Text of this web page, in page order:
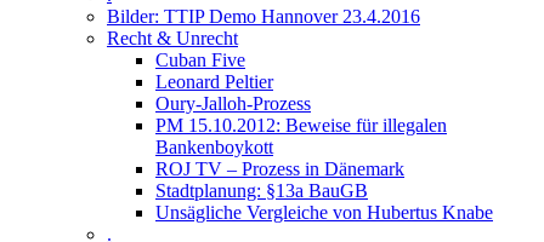
Bilder: TTIP Demo Hannover 23.4.2016
Recht & Unrecht
Cuban Five
Leonard Peltier
Oury-Jalloh-Prozess
PM 15.10.2012: Beweise für illegalen
Bankenboykott
ROJ TV – Prozess in Dänemark
Stadtplanung: §13a BauGB
Unsägliche Vergleiche von Hubertus Knabe
.